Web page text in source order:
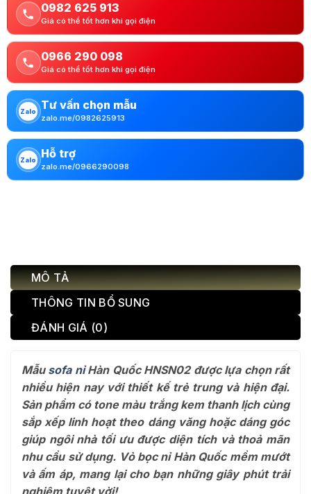
0982 625 913
Giá có thể tốt hơn khi gọi điện
0966 290 098
Giá có thể tốt hơn khi gọi điện
Zalo Tư vấn chọn mẫu
zalo.me/0982625913
Zalo Hỗ trợ
zalo.me/0966290098
MÔ TẢ
THÔNG TIN BỔ SUNG
ĐÁNH GIÁ (0)
Mẫu sofa nỉHàn Quốc HNSN02 được lựa chọn rất
nhiều hiện nay với thiết kế trẻ trung và hiện đại.
Sản phẩm có tone màu trắng kem thanh lịch cùng
sắp xếp linh hoạt theo dáng văng hoặc dáng góc
giúp ngôi nhà tối ưu được diện tích và thoả mãn
nhu cầu sử dụng. Vỏ bọc nỉ Hàn Quốc mềm mướt
và ấm áp, mang lại cho bạn những giây phút trải
nghiệm tuyệt vời!